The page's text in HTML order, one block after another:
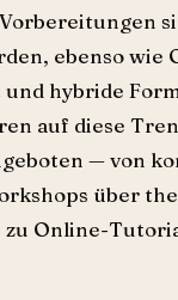
ebenso wie
hybride
auf diese
— von
über
zu Online-